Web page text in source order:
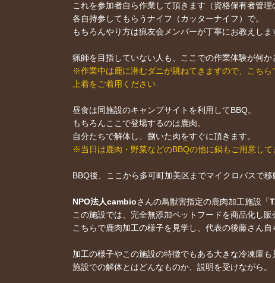
これを参加者自ら作業して頂きます（資格保有者管理
各自持参してもらうナイフ（カッターナイフ）で。
もちろんやり方は猟友会メンバーが丁寧にお教えしま
猟師を目指していない人も、ここでの作業体験が何か
※作業中は鹿に潜むダニが跳ねてきますので、こち
上着をご着用ください
昼食は同施設のキャンプサイトを利用してBBQ。
もちろんここで登場するのは鹿肉。
自分たちで解体し、捌いた肉をすぐに頂きます。
※当日は鹿肉・野菜などのBBQの他に鍋もご用意し
BBQ後、ここから多可町加美区までマイクロバスで移
NPO法人cambioさんの鳥獣害指定の鹿肉加工施設「
この施設では、完全無添加ペットフードを商品化し販
こちらで鹿肉加工の様子を見学し、代表の後藤さん自
加工の様子やこの施設の特徴でもある大きな冷凍庫も
施設での解体とはどんなものか、説明を受けながら。